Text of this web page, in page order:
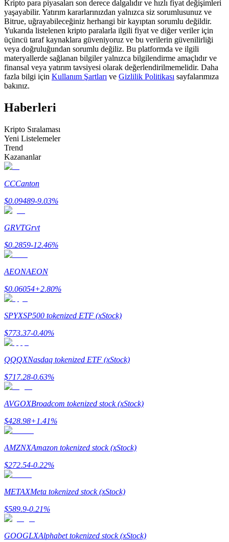
Kopya Tüccarı Olun
Kâr paylaşımı ve kopya ticaret komisyonlarının tadını çıkarın
Bilgi
Ticaret bilgileri vb. dahil olmak üzere büyük veri analizi.
Rehber
Kripto para piyasaları son derece dalgalıdır ve hızlı fiyat değişimleri
yaşayabilir. Yatırım kararlarınızdan yalnızca siz sorumlusunuz ve
Bitrue, uğrayabileceğiniz herhangi bir kayıptan sorumlu değildir.
Yukarıda listelenen kripto paralarla ilgili fiyat ve diğer veriler için
üçüncü taraf kaynaklara güveniyoruz ve bu verilerin güvenilirliği
veya doğruluğundan sorumlu değiliz. Bu platformda ve ilgili
materyallerde sağlanan bilgiler yalnızca bilgilendirme amaçlıdır ve
finansal veya yatırım tavsiyesi olarak değerlendirilmemelidir. Daha
fazla bilgi için Kullanım Şartları ve Gizlilik Politikası sayfalarımıza
bakınız.
Haberleri
Kripto Sıralaması
Yeni Listelemeler
Trend
Kazananlar
CCCanton
$0.09489-9.03%
GRVTGrvt
$0.2859-12.46%
AEONAEON
$0.06054+2.80%
SPYXSP500 tokenized ETF (xStock)
$773.37-0.40%
QQQXNasdaq tokenized ETF (xStock)
$717.28-0.63%
AVGOXBroadcom tokenized stock (xStock)
$428.98+1.41%
AMZNXAmazon tokenized stock (xStock)
$272.54-0.22%
METAXMeta tokenized stock (xStock)
$589.9-0.21%
GOOGLXAlphabet tokenized stock (xStock)